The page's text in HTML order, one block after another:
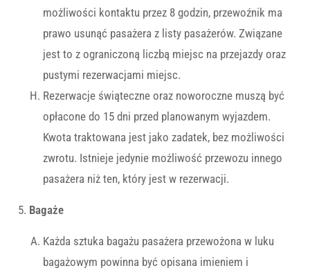
możliwości kontaktu przez 8 godzin, przewoźnik ma
prawo usunąć pasażera z listy pasażerów. Związane
jest to z ograniczoną liczbą miejsc na przejazdy oraz
pustymi rezerwacjami miejsc.
Rezerwacje świąteczne oraz noworoczne muszą być
opłacone do 15 dni przed planowanym wyjazdem.
Kwota traktowana jest jako zadatek, bez możliwości
zwrotu. Istnieje jedynie możliwość przewozu innego
pasażera niż ten, który jest w rezerwacji.
Bagaże
Każda sztuka bagażu pasażera przewożona w luku
bagażowym powinna być opisana imieniem i